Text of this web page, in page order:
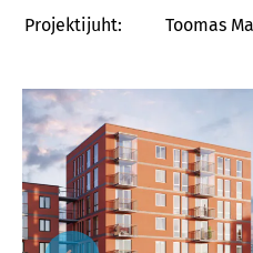
Projektijuht:
Toomas